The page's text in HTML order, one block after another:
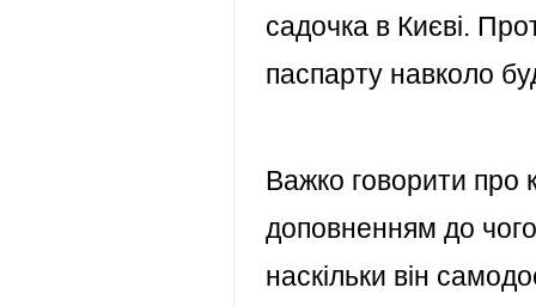
садочка в Києві.
паспарту навколо
Важко говорити про
доповненням до
наскільки він